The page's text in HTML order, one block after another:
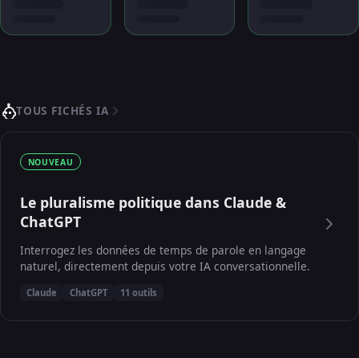
TOUS FICHÉS IA
NOUVEAU
Le pluralisme politique dans Claude &
ChatGPT
Interrogez les données de temps de parole en langage
naturel, directement depuis votre IA conversationnelle.
Claude ChatGPT 11 outils